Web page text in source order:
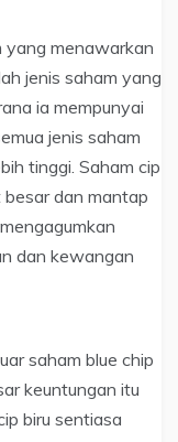
yang menawarkan
jenis saham yang
ia mempunyai
jenis saham
tinggi. Saham cip
dan mantap
dan kewangan
saham blue chip
keuntungan itu
biru sentiasa